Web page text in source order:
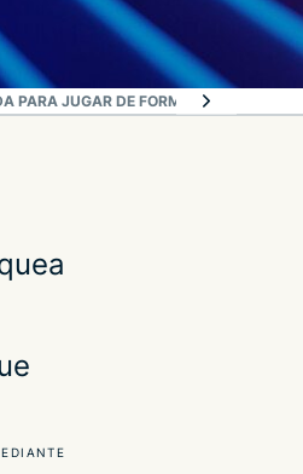
PARA JUGAR DE FORMA SEGURA